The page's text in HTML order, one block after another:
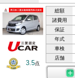
3.5点
総額
諸費用
保証
年式
車検
店舗